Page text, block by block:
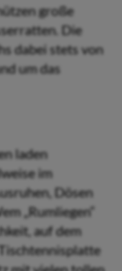
große
Die
dabei stets von
um das
laden
im
Dösen
„Rumliegen“
auf dem